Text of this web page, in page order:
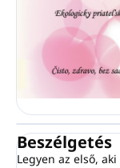
Beszélgetés
Legyen az első,